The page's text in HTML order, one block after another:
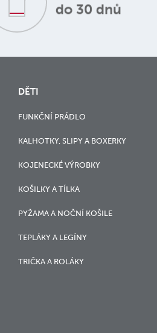
do 30 dnů
DĚTI
FUNKČNÍ PRÁDLO
KALHOTKY, SLIPY A BOXERKY
KOJENECKÉ VÝROBKY
KOŠILKY A TÍLKA
PYŽAMA A NOČNÍ KOŠILE
TEPLÁKY A LEGÍNY
TRIČKA A ROLÁKY